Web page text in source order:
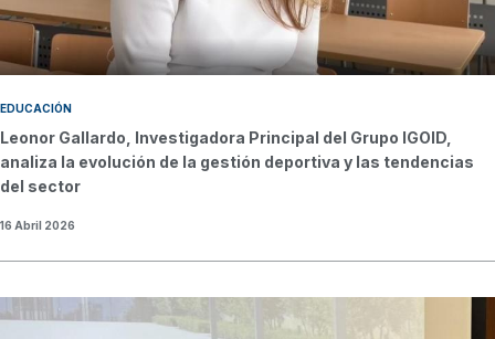
EDUCACIÓN
Leonor Gallardo, Investigadora Principal del Grupo IGOID,
analiza la evolución de la gestión deportiva y las tendencias
del sector
16 Abril 2026